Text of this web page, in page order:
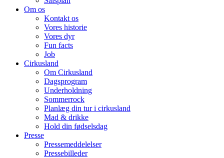
Om os
Kontakt os
Vores historie
Vores dyr
Fun facts
Job
Cirkusland
Om Cirkusland
Dagsprogram
Underholdning
Sommerrock
Planlæg din tur i cirkusland
Mad & drikke
Hold din fødselsdag
Presse
Pressemeddelelser
Pressebilleder